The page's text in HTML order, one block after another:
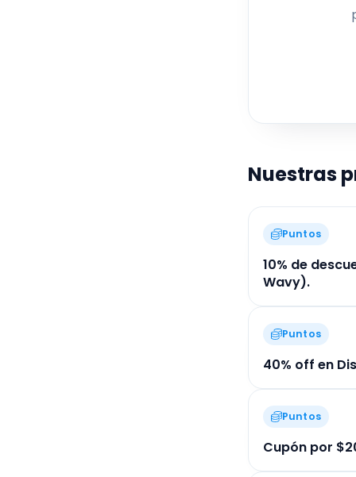
Nuestras
Puntos
10% de
Wavy).
Puntos
40% off en
Puntos
Cupón por